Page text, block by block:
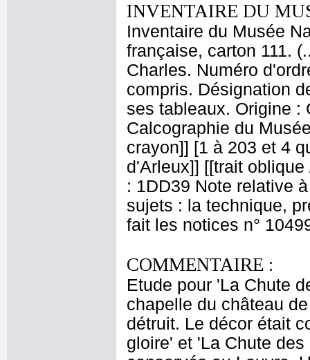
INVENTAIRE DU
Inventaire du Musée
française, carton 111.
Charles. Numéro
compris. Désignation
ses tableaux. Origine :
Calcographie du
crayon]] [1 à 203 et 4
d'Arleux]] [[trait
: 1DD39 Note relative
sujets : la technique,
fait les notices n°
COMMENTAIRE :
Etude pour 'La Chute
chapelle du château
détruit. Le décor était
gloire' et 'La Chute